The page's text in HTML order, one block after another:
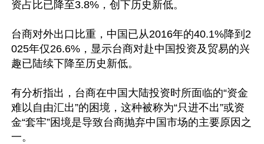
资占比已降至3.8%，创下历史新低。
台商对外出口比重，中国已从2016年的40.1%降到2
025年仅26.6%，显示台商对赴中国投资及贸易的兴
趣已陆续下降至历史新低。
有分析指出，台商在中国大陆投资时所面临的“资金
难以自由汇出”的困境，这种被称为“只进不出”或资
金“套牢”困境是导致台商抛弃中国市场的主要原因之
一。